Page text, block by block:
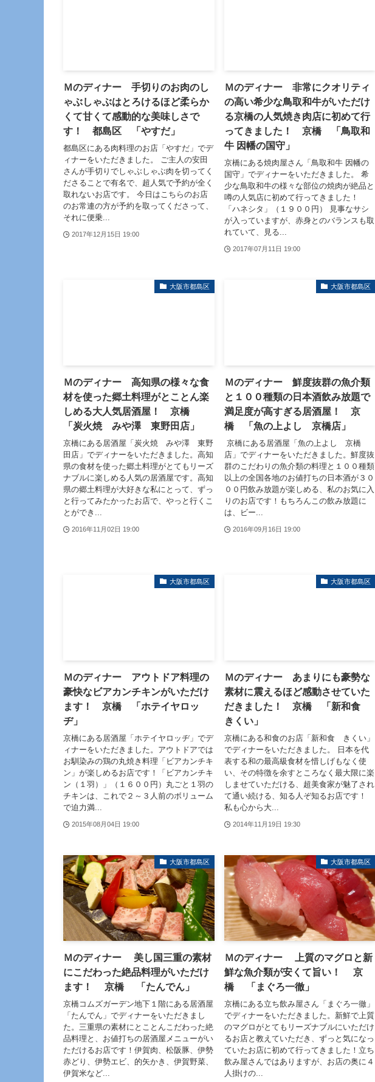
Ｍのディナー 手切りのお肉のし
ゃぶしゃぶはとろけるほど柔らか
くて甘くて感動的な美味しさで
す！ 都島区 「やすだ」
都島区にある肉料理のお店「やすだ」でデ
ィナーをいただきました。 ご主人の安田
さんが手切りでしゃぶしゃぶ肉を切ってく
ださることで有名で、超人気で予約が全く
取れないお店です。 今日はこちらのお店
のお常連の方が予約を取ってくださって、
それに便乗...
2017年12月15日 19:00
Ｍのディナー 非常にクオリティ
の高い希少な鳥取和牛がいただけ
る京橋の人気焼き肉店に初めて行
ってきました！ 京橋 「鳥取和
牛 因幡の国守」
京橋にある焼肉屋さん「鳥取和牛 因幡の
国守」でディナーをいただきました。 希
少な鳥取和牛の様々な部位の焼肉が絶品と
噂の人気店に初めて行ってきました！
「ハネシタ」（１９００円） 見事なサシ
が入っていますが、赤身とのバランスも取
れていて、見る...
2017年07月11日 19:00
大阪市都島区
Ｍのディナー 高知県の様々な食
材を使った郷土料理がとことん楽
しめる大人気居酒屋！ 京橋
「炭火焼 みや澤 東野田店」
京橋にある居酒屋「炭火焼 みや澤 東野
田店」でディナーをいただきました。高知
県の食材を使った郷土料理がとてもリーズ
ナブルに楽しめる人気の居酒屋です。高知
県の郷土料理が大好きな私にとって、ずっ
と行ってみたかったお店で、やっと行くこ
とができ...
2016年11月02日 19:00
大阪市都島区
Ｍのディナー 鮮度抜群の魚介類
と１００種類の日本酒飲み放題で
満足度が高すぎる居酒屋！ 京
橋 「魚の上よし 京橋店」
京橋にある居酒屋「魚の上よし 京橋
店」でディナーをいただきました。鮮度抜
群のこだわりの魚介類の料理と１００種類
以上の全国各地のお値打ちの日本酒が３０
００円飲み放題が楽しめる、私のお気に入
りのお店です！もちろんこの飲み放題に
は、ビー...
2016年09月16日 19:00
大阪市都島区
Ｍのディナー アウトドア料理の
豪快なビアカンチキンがいただけ
ます！ 京橋 「ホテイヤロッ
ヂ」
京橋にある居酒屋「ホテイヤロッヂ」でデ
ィナーをいただきました。アウトドアでは
お馴染みの鶏の丸焼き料理「ビアカンチキ
ン」が楽しめるお店です！「ビアカンチキ
ン（１羽）」（１６００円）丸ごと１羽の
チキンは、これで２～３人前のボリューム
で迫力満...
2015年08月04日 19:00
大阪市都島区
Ｍのディナー あまりにも豪勢な
素材に震えるほど感動させていた
だきました！ 京橋 「新和食
きくい」
京橋にある和食のお店「新和食 きくい」
でディナーをいただきました。 日本を代
表する和の最高級食材を惜しげもなく使
い、その特徴を余すところなく最大限に楽
しませていただける、超美食家が魅了され
て通い続ける、知る人ぞ知るお店です！
私も心から大...
2014年11月19日 19:30
大阪市都島区
Ｍのディナー 美し国三重の素材
にこだわった絶品料理がいただけ
ます！ 京橋 「たんでん」
京橋コムズガーデン地下１階にある居酒屋
「たんでん」でディナーをいただきまし
た。三重県の素材にとことんこだわった絶
品料理と、お値打ちの居酒屋メニューがい
ただけるお店です！伊賀肉、松阪豚、伊勢
赤どり、伊勢エビ、的矢かき、伊賀野菜、
伊賀米など...
大阪市都島区
Ｍのディナー 上質のマグロと新
鮮な魚介類が安くて旨い！ 京
橋 「まぐろ一徹」
京橋にある立ち飲み屋さん「まぐろ一徹」
でディナーをいただきました。新鮮で上質
のマグロがとてもリーズナブルにいただけ
るお店と教えていただき、ずっと気になっ
ていたお店に初めて行ってきました！立ち
飲み屋さんではありますが、お店の奥に４
人掛けの...